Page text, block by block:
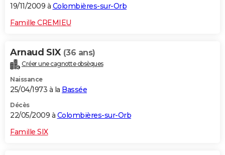
19/11/2009 à Colombières-sur-Orb
Famille CREMIEU
Arnaud SIX (36 ans)
Créer une cagnotte obsèques
Naissance
25/04/1973 à la Bassée
Décès
22/05/2009 à Colombières-sur-Orb
Famille SIX